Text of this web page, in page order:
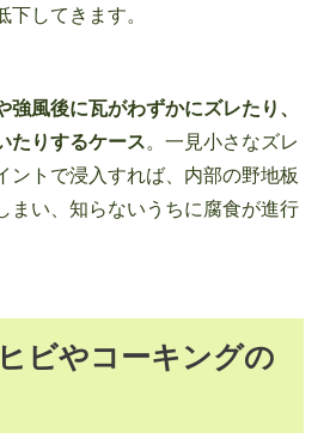
してきます。
強風後に瓦がわずかにズレたり、
たりするケース。一見小さなズレ
ントで浸入すれば、内部の野地板
まい、知らないうちに腐食が進行
ビやコーキングの